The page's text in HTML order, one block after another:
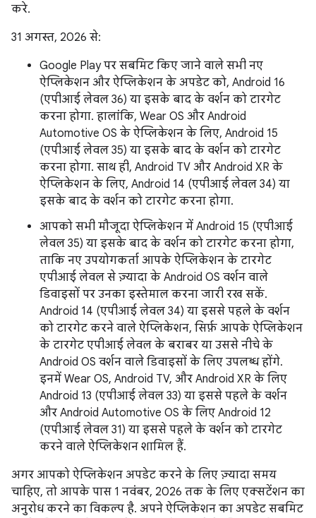
करे.
31 अगस्त, 2026 से:
Google Play पर सबमिट किए जाने वाले सभी नए
ऐप्लिकेशन और ऐप्लिकेशन के अपडेट को, Android 16
(एपीआई लेवल 36) या इसके बाद के वर्शन को टारगेट
करना होगा. हालांकि, Wear OS और Android
Automotive OS के ऐप्लिकेशन के लिए, Android 15
(एपीआई लेवल 35) या इसके बाद के वर्शन को टारगेट
करना होगा. साथ ही, Android TV और Android XR के
ऐप्लिकेशन के लिए, Android 14 (एपीआई लेवल 34) या
इसके बाद के वर्शन को टारगेट करना होगा.
आपको सभी मौजूदा ऐप्लिकेशन में Android 15 (एपीआई
लेवल 35) या इसके बाद के वर्शन को टारगेट करना होगा,
ताकि नए उपयोगकर्ता आपके ऐप्लिकेशन के टारगेट
एपीआई लेवल से ज़्यादा के Android OS वर्शन वाले
डिवाइसों पर उनका इस्तेमाल करना जारी रख सकें.
Android 14 (एपीआई लेवल 34) या इससे पहले के वर्शन
को टारगेट करने वाले ऐप्लिकेशन, सिर्फ़ आपके ऐप्लिकेशन
के टारगेट एपीआई लेवल के बराबर या उससे नीचे के
Android OS वर्शन वाले डिवाइसों के लिए उपलब्ध होंगे.
इनमें Wear OS, Android TV, और Android XR के लिए
Android 13 (एपीआई लेवल 33) या इससे पहले के वर्शन
और Android Automotive OS के लिए Android 12
(एपीआई लेवल 31) या इससे पहले के वर्शन को टारगेट
करने वाले ऐप्लिकेशन शामिल हैं.
अगर आपको ऐप्लिकेशन अपडेट करने के लिए ज़्यादा समय
चाहिए, तो आपके पास 1 नवंबर, 2026 तक के लिए एक्सटेंशन का
अनुरोध करने का विकल्प है. अपने ऐप्लिकेशन का अपडेट सबमिट